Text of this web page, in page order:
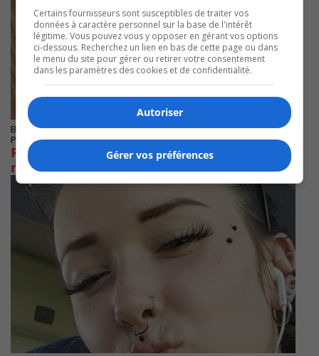
BOUCHERVILLE
Publié le 20 juin 2024 à 20h16
RETROUVÉE- une autre adolescente de 16 ans
manque à l’appel
Certains fournisseurs sont susceptibles de traiter vos
données à caractère personnel sur la base de l'intérêt
légitime. Vous pouvez vous y opposer en gérant vos options
ci-dessous. Recherchez un lien en bas de cette page ou dans
le menu du site pour gérer ou retirer votre consentement
dans les paramètres des cookies et de confidentialité.
Autoriser
Gérer vos préférences